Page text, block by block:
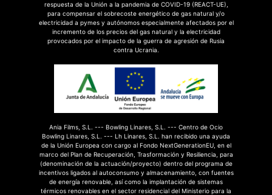
respuesta de la Unión a la pandemia de COVID-19 (REACT-UE),
para compensar el sobrecoste energético de gas natural y/o
electricidad a pymes y autónomos especialmente afectados por el
incremento de los precios del gas natural y la electricidad
provocados por el impacto de la guerra de agresión de Rusia
contra Ucrania.
Ania Films, S.L. --- Bowling Linares, S.L. --- Centro de Ocio
Bowling Linares, S.L. --- Lh Linares, S.L. han recibido una ayuda
de la Unión Europea con cargo al Fondo NextGenerationEU, en el
marco del Plan de Recuperación, Trasformación y Resiliencia, para
(denominación de la actuación/proyecto) dentro del programa de
incentivos ligados al autoconsumo y almacenamiento, con fuentes
de energía renovable, así como la implantación de sistemas
térmicos renovables en el sector residencial del Ministerio para la